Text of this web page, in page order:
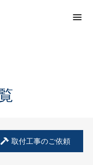
取付工事のご依頼